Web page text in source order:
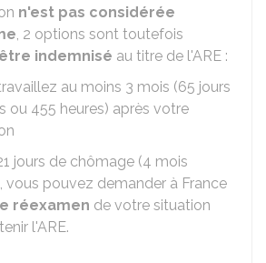
n'est pas considérée
, 2 options sont toutefois
indemnisé au titre de l'ARE :
au moins 3 mois (65 jours
ou 455 heures) après votre
jours de chômage (4 mois
vous pouvez demander à France
réexamen de votre situation
l'ARE.